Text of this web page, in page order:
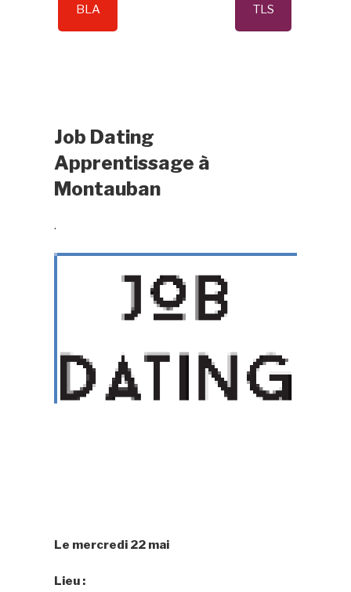
BLA TLS
Job Dating
Apprentissage à
Montauban
.
Le mercredi 22 mai
Lieu :